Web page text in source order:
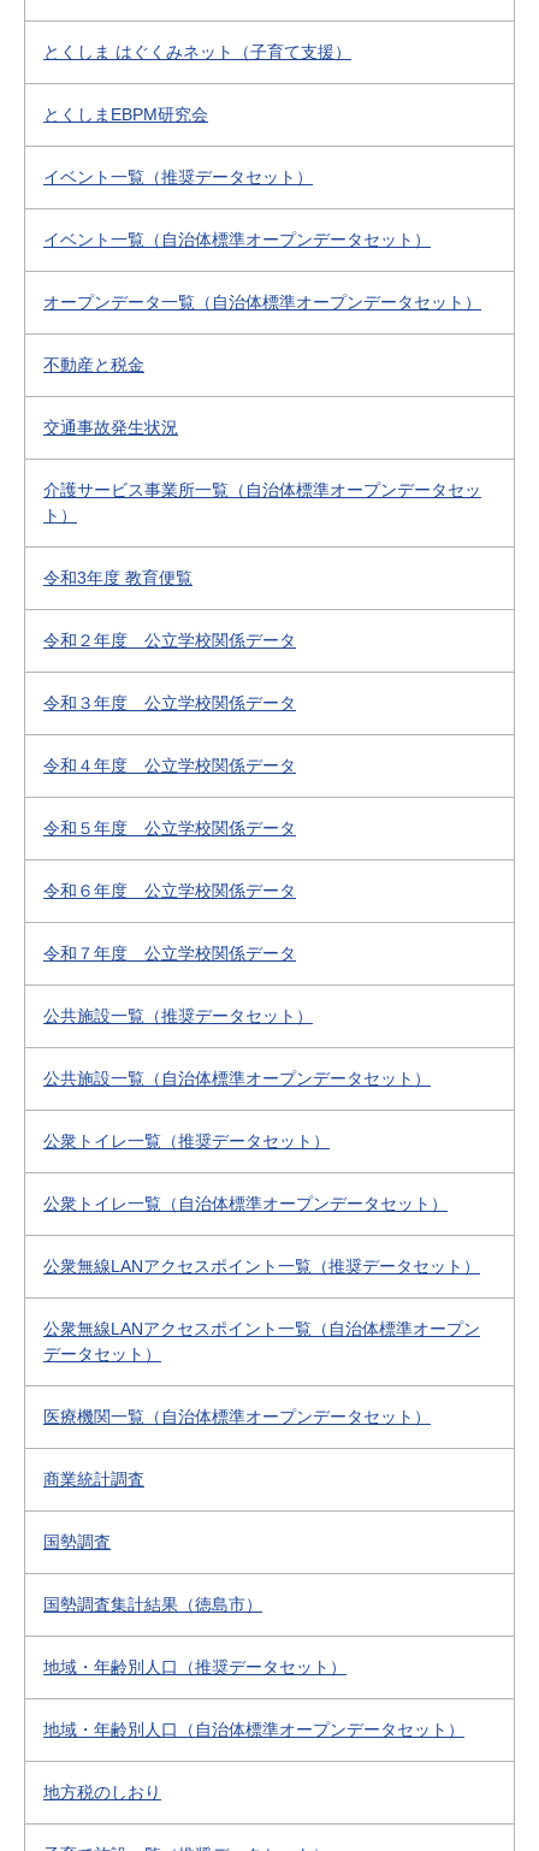
とくしま はぐくみネット（子育て支援）
とくしまEBPM研究会
イベント一覧（推奨データセット）
イベント一覧（自治体標準オープンデータセット）
オープンデータ一覧（自治体標準オープンデータセット）
不動産と税金
交通事故発生状況
介護サービス事業所一覧（自治体標準オープンデータセッ
ト）
令和3年度 教育便覧
令和２年度 公立学校関係データ
令和３年度 公立学校関係データ
令和４年度 公立学校関係データ
令和５年度 公立学校関係データ
令和６年度 公立学校関係データ
令和７年度 公立学校関係データ
公共施設一覧（推奨データセット）
公共施設一覧（自治体標準オープンデータセット）
公衆トイレ一覧（推奨データセット）
公衆トイレ一覧（自治体標準オープンデータセット）
公衆無線LANアクセスポイント一覧（推奨データセット）
公衆無線LANアクセスポイント一覧（自治体標準オープン
データセット）
医療機関一覧（自治体標準オープンデータセット）
商業統計調査
国勢調査
国勢調査集計結果（徳島市）
地域・年齢別人口（推奨データセット）
地域・年齢別人口（自治体標準オープンデータセット）
地方税のしおり